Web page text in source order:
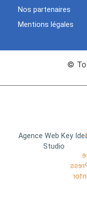
Nos partenaires
Mentions légales
©
Agence Web Key
Studio